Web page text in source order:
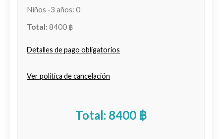
Niños -3 años: 0
Total: 8400 ฿
Detalles de pago obligatorios
Ver política de cancelación
Total: 8400 ฿